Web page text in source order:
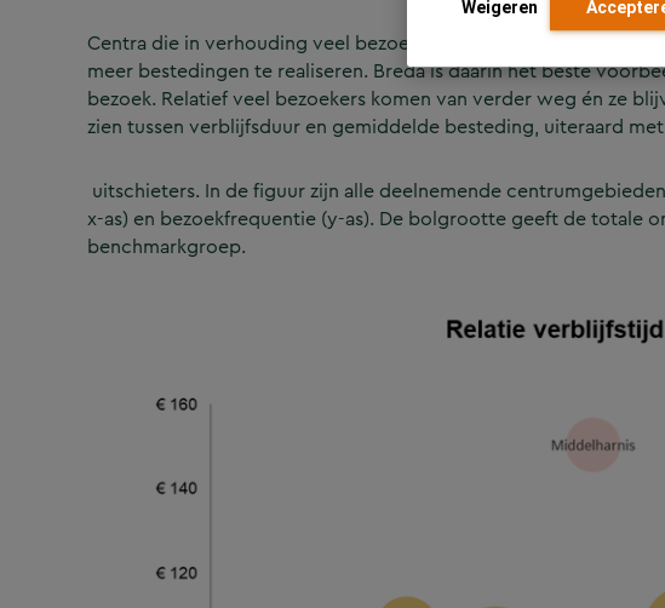
Weigeren
Centra die in verhouding veel bezoekers van verder weg
meer bestedingen te realiseren. Breda is daarin het beste
bezoek. Relatief veel bezoekers komen van verder weg én ze
zien tussen verblijfsduur en gemiddelde besteding, uiteraard
uitschieters. In de figuur zijn alle deelnemende
x-as) en bezoekfrequentie (y-as). De bolgrootte geeft de totale
benchmarkgroep.